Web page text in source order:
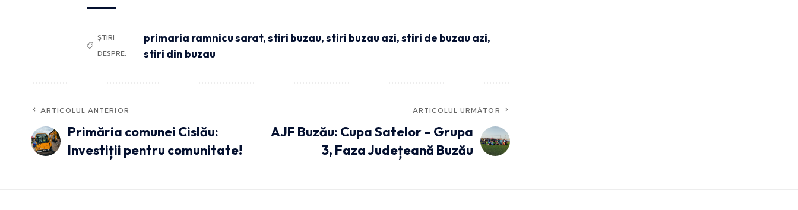
ȘTIRI
DESPRE:
primaria ramnicu sarat,stiri buzau,stiri buzau azi,stiri de buzau azi,
stiri din buzau
ARTICOLUL ANTERIOR
Primăria comunei Cislău:
Investiții pentru comunitate!
ARTICOLUL URMĂTOR
AJF Buzău: Cupa Satelor – Grupa
3, Faza Județeană Buzău